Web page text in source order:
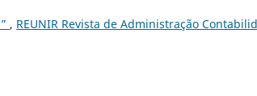
, REUNIR Revista de Administração